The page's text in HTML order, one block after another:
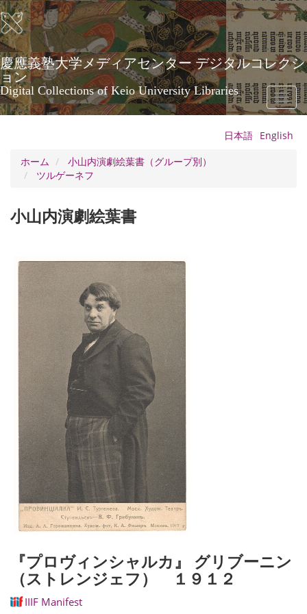
メ
イ
ン
コ
ン
テ
ン
ツ
に
慶應義塾大学メディアセンター デジタルコレクシ
ョン
Digital Collections of Keio University Libraries
Toggle
日本語 English
ホーム
小山内演劇絵葉書（グループ別）
ツルゲーネフ
小山内演劇絵葉書
『プロヴィンシャルカ』 グリブーニン
（ストレンジェフ） １９１２
IIIF Manifest